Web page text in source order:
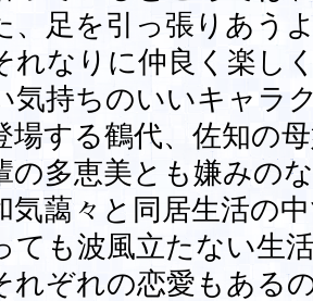
、足を引っ張りあう
れなりに仲良く楽し
気持ちのいいキャラ
場する鶴代、佐知の
の多恵美とも嫌みの
気藹々と同居生活の
ても波風立たない生
れぞれの恋愛もある